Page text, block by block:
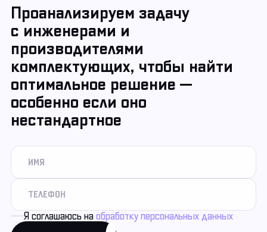
Проанализируем задачу
с инженерами и
производителями
комплектующих, чтобы найти
оптимальное решение —
особенно если оно
нестандартное
Я соглашаюсь наобработку персональных данных